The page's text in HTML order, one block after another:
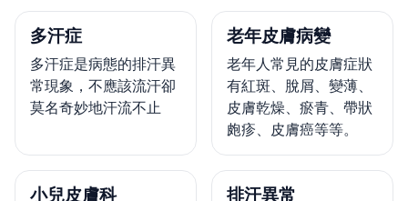
多汗症
多汗症是病態的排汗異
常現象，不應該流汗卻
莫名奇妙地汗流不止
老年皮膚病變
老年人常見的皮膚症狀
有紅斑、脫屑、變薄、
皮膚乾燥、瘀青、帶狀
皰疹、皮膚癌等等。
小兒皮膚科 排汗異常